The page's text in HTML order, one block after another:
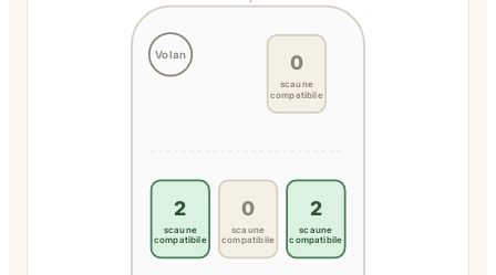
Volan 0
scaune
compatibile
2
scaune
compatibile
0
scaune
compatibile
2
scaune
compatibile